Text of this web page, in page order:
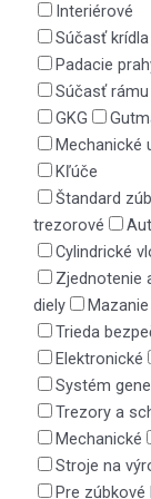
Interiérové
Súčasť krídla
Padacie
Súčasť rámu
GKG
Mechanické
Kľúče
Štandard
trezorové
Cylindrické
Zjednotenie
diely
Trieda
Elektronické
Systém
Trezory a
Mechanické
Stroje na
Pre zúbkové